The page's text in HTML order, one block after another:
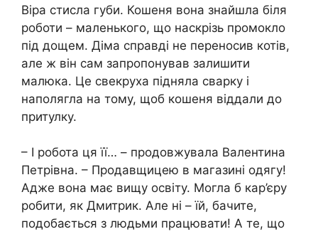
Віра стисла губи. Кошеня вона знайшла біля
роботи – маленького, що наскрізь промокло
під дощем. Діма справді не переносив котів,
але ж він сам запропонував залишити
малюка. Це свекруха підняла сварку і
наполягла на тому, щоб кошеня віддали до
притулку.
– І робота ця її… – продовжувала Валентина
Петрівна. – Продавщицею в магазині одягу!
Адже вона має вищу освіту. Могла б кар’єру
робити, як Дмитрик. Але ні – їй, бачите,
подобається з людьми працювати! А те, що